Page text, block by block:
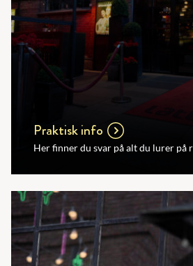
Praktisk info
Her finner du svar på alt du lurer på